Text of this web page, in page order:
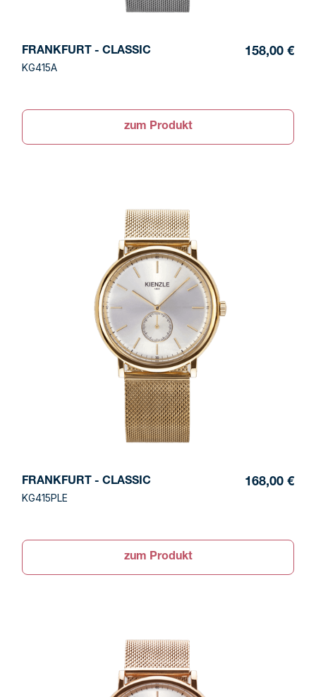
FRANKFURT - CLASSIC
KG415A
158,00 €
zum Produkt
FRANKFURT - CLASSIC
KG415PLE
168,00 €
zum Produkt